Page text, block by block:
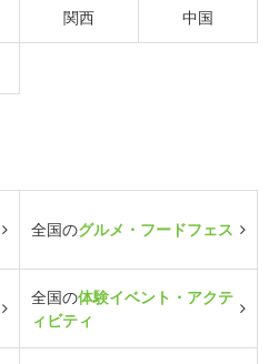
関西 中国
全国のグルメ・フードフェス
全国の体験イベント・アクテ
ィビティ